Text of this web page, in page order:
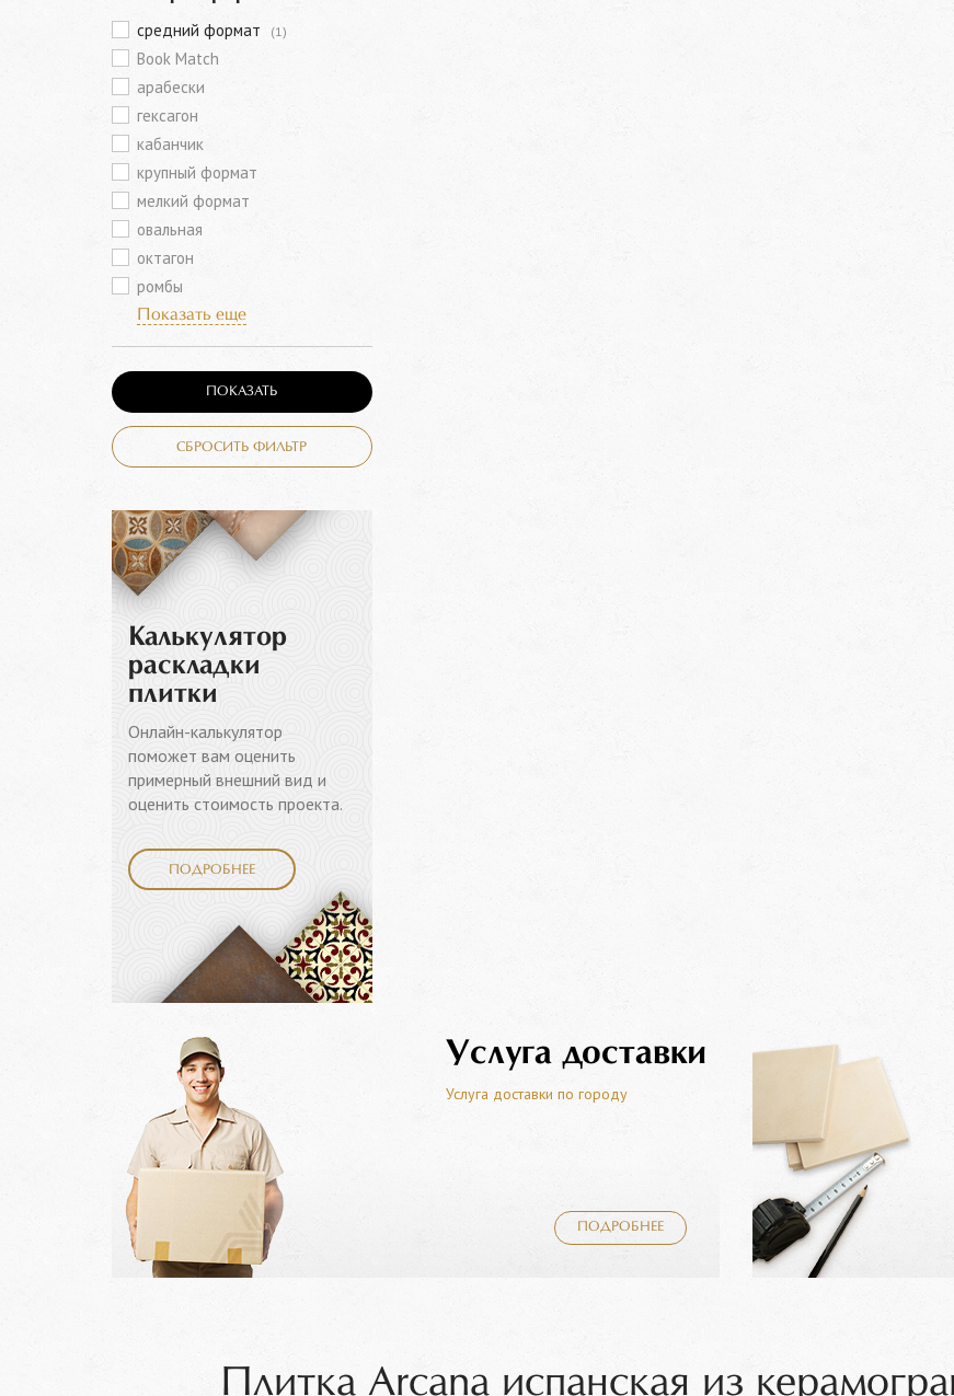
средний формат (1)
Book Match
арабески
гексагон
кабанчик
крупный формат
мелкий формат
овальная
октагон
ромбы
Показать еще
ПОКАЗАТЬ
СБРОСИТЬ ФИЛЬТР
Калькулятор
раскладки
плитки
Онлайн-калькулятор
поможет вам оценить
примерный внешний вид и
оценить стоимость проекта.
ПОДРОБНЕЕ
Услуга доставки
Услуга доставки по городу
ПОДРОБНЕЕ
Плитка Arcana испанская из